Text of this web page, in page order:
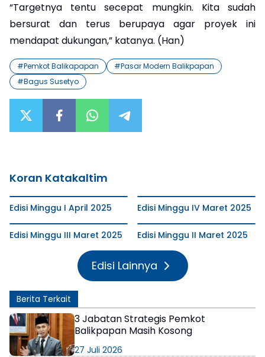
“Targetnya tentu secepat mungkin. Kita sudah
bersurat dan terus berupaya agar proyek ini
mendapat dukungan,” katanya. (Han)
#Pemkot Balikapapan #Pasar Modern Balikpapan
#Bagus Susetyo
Koran Katakaltim
Edisi Minggu I April 2025 Edisi Minggu IV Maret 2025
Edisi Minggu III Maret 2025 Edisi Minggu II Maret 2025
Edisi Lainnya
Berita Terkait
3 Jabatan Strategis Pemkot
Balikpapan Masih Kosong
27 Juli 2026